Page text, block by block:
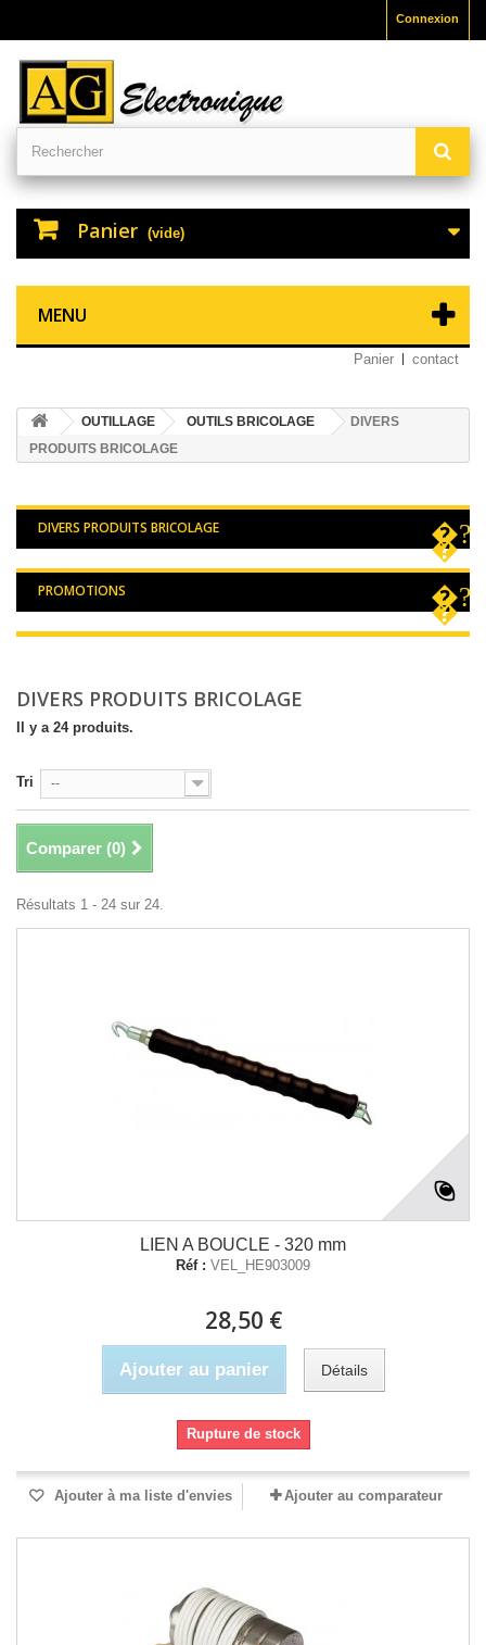
Connexion
Panier (vide)
MENU
Panier contact
OUTILLAGE OUTILS BRICOLAGE
DIVERS
PRODUITS BRICOLAGE
DIVERS PRODUITS BRICOLAGE
PROMOTIONS
DIVERS PRODUITS BRICOLAGE
Il y a 24 produits.
Tri --
Comparer (0)
Résultats 1 - 24 sur 24.
LIEN A BOUCLE - 320 mm
Réf : VEL_HE903009
28,50 €
Ajouter au panier Détails
Rupture de stock
Ajouter à ma liste d'envies Ajouter au comparateur